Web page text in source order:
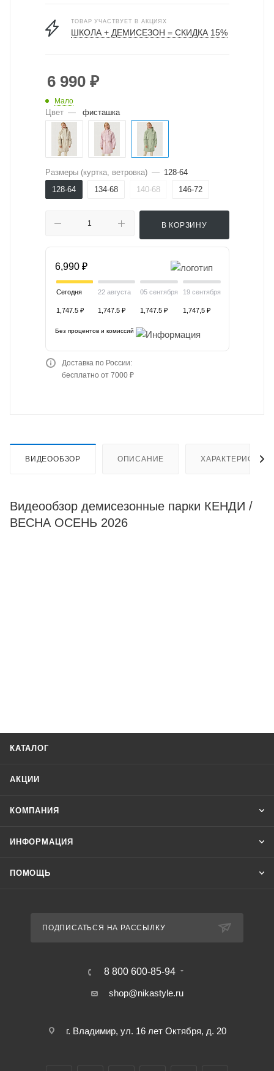
ТОВАР УЧАСТВУЕТ В АКЦИЯХ
ШКОЛА + ДЕМИСЕЗОН = СКИДКА 15%
6 990₽
Мало
Цвет — фисташка
Размеры (куртка, ветровка) — 128-64
128-64
134-68 140-68 146-72
В КОРЗИНУ
6,990 ₽
Сегодня
1,747.5 ₽
22 августа
1,747.5 ₽
05 сентября
1,747.5 ₽
19 сентября
1,747,5 ₽
Без процентов и комиссий
Доставка по России:
бесплатно от 7000 ₽
ВИДЕООБЗОР ОПИСАНИЕ
Видеообзор демисезонные парки КЕНДИ /
ВЕСНА ОСЕНЬ 2026
КАТАЛОГ
АКЦИИ
КОМПАНИЯ
ИНФОРМАЦИЯ
ПОМОЩЬ
ПОДПИСАТЬСЯ НА РАССЫЛКУ
8 800 600-85-94
shop@nikastyle.ru
г. Владимир, ул. 16 лет Октября, д. 20